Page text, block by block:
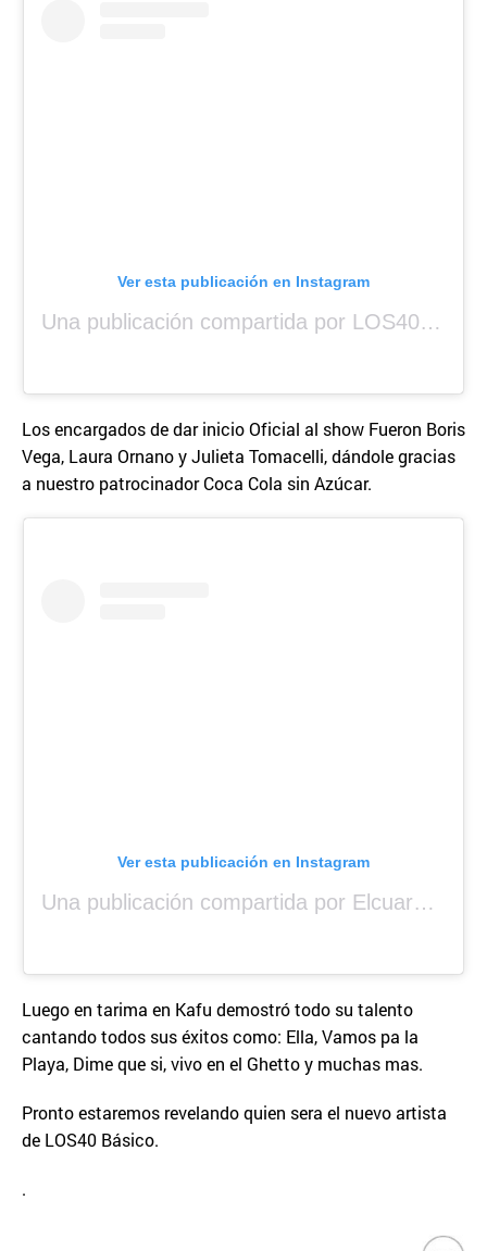
Ver esta publicación en Instagram
Una publicación compartida por LOS40 Panamá (@los40panama)
Los encargados de dar inicio Oficial al show Fueron Boris
Vega, Laura Ornano y Julieta Tomacelli, dándole gracias
a nuestro patrocinador Coca Cola sin Azúcar.
Ver esta publicación en Instagram
Una publicación compartida por Elcuara (@elcuara.25)
Luego en tarima en Kafu demostró todo su talento
cantando todos sus éxitos como: Ella, Vamos pa la
Playa, Dime que si, vivo en el Ghetto y muchas mas.
Pronto estaremos revelando quien sera el nuevo artista
de LOS40 Básico.
.